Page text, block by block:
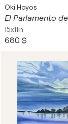
Oki Hoyos
15x11in
680 $